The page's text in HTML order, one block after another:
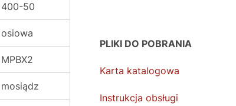
400-50
osiowa
MPBX2
mosiądz
PLIKI DO POBRANIA
Karta katalogowa
Instrukcja obsługi